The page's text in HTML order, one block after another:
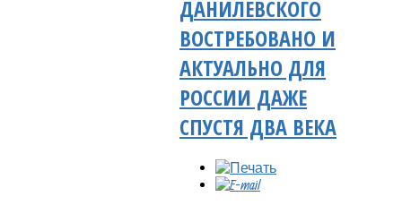
ДАНИЛЕВСКОГО
ВОСТРЕБОВАНО И
АКТУАЛЬНО ДЛЯ
РОССИИ ДАЖЕ
СПУСТЯ ДВА ВЕКА